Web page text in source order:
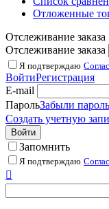
Отложенные
Отслеживание заказа
Отслеживание заказа
Я подтверждаю
ВойтиРегистрация
E-mail
ПарольЗабыли
Создать учетную
Войти
Запомнить
Я подтверждаю
